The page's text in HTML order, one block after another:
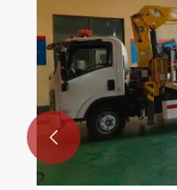
import af
Se mere >>
